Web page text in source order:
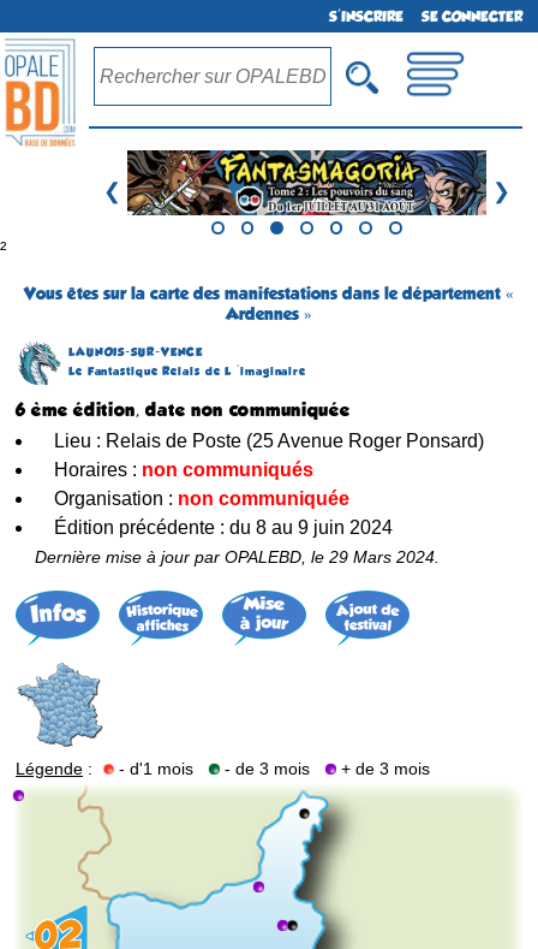
S'INSCRIRE SE CONNECTER
❮ ❯
²
Vous êtes sur la carte des manifestations dans le département «
Ardennes »
LAUNOIS-SUR-VENCE
Le Fantastique Relais de L 'imaginaire
6 ème édition, date non communiquée
Lieu : Relais de Poste (25 Avenue Roger Ponsard)
Horaires : non communiqués
Organisation : non communiquée
Édition précédente : du 8 au 9 juin 2024
Dernière mise à jour par OPALEBD, le 29 Mars 2024.
Légende : - d'1 mois - de 3 mois + de 3 mois